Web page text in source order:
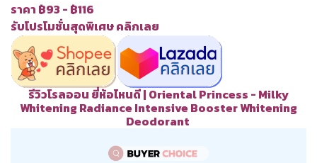
ราคา ฿93 - ฿116
รับโปรโมชั่นสุดพิเศษ คลิกเลย
รีวิวโรลออน ยี่ห้อไหนดี | Oriental Princess - Milky
Whitening Radiance Intensive Booster Whitening
Deodorant